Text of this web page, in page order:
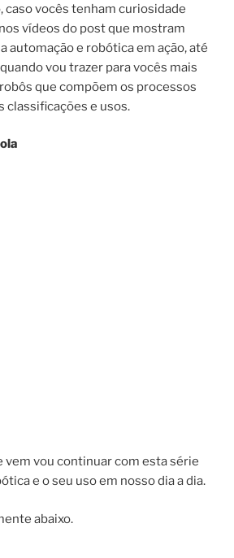
caso vocês tenham curiosidade
vídeos do post que mostram
automação e robótica em ação, até
vou trazer para vocês mais
que compõem os processos
classificações e usos.
vem vou continuar com esta série
e o seu uso em nosso dia a dia.
abaixo.